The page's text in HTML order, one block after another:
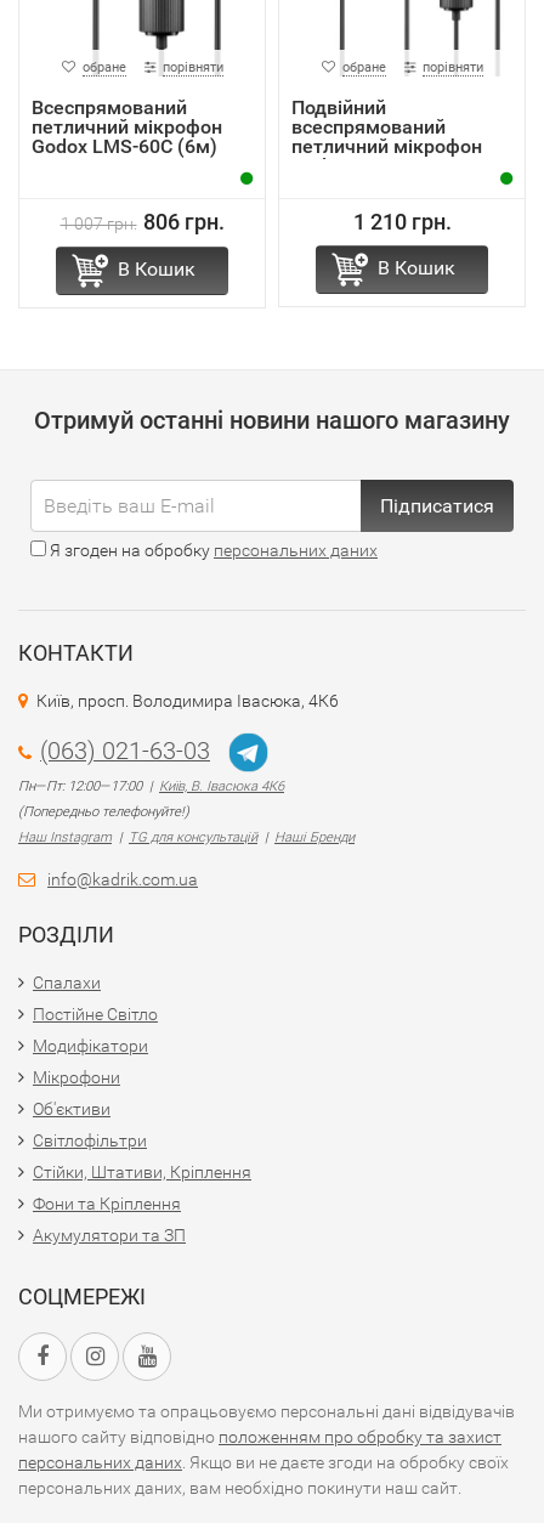
обране порівняти
Всеспрямований
петличний мікрофон
Godox LMS-60C (6м)
1 007 грн. 806 грн.
В Кошик
обране порівняти
Подвійний
всеспрямований
петличний мікрофон
Godox LMD-40C
1 210 грн.
В Кошик
Отримуй останні новини нашого магазину
Підписатися
Я згоден на обробку персональних даних
КОНТАКТИ
Київ, просп. Володимира Івасюка, 4К6
(063) 021-63-03
Пн—Пт: 12:00—17:00 | Київ, В. Івасюка 4К6
(Попередньо телефонуйте!)
Наш Instagram | TG для консультацій| Наші Бренди
info@kadrik.com.ua
РОЗДІЛИ
Спалахи
Постійне Світло
Модифікатори
Мікрофони
Об'єктиви
Світлофільтри
Стійки, Штативи, Кріплення
Фони та Кріплення
Акумулятори та ЗП
СОЦМЕРЕЖІ
Ми отримуємо та опрацьовуємо персональні дані відвідувачів
нашого сайту відповідно положенням про обробку та захист
персональних даних . Якщо ви не даєте згоди на обробку своїх
персональних даних, вам необхідно покинути наш сайт.